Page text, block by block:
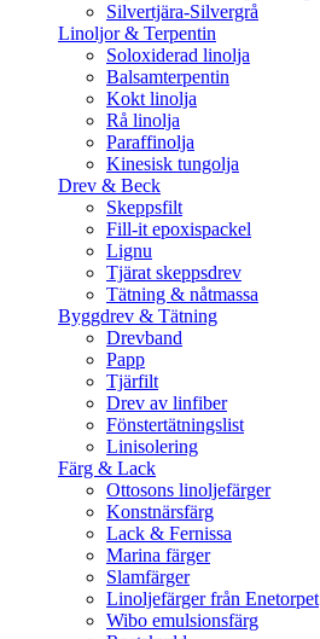
Silvertjära-Silvergrå
Linoljor & Terpentin
Soloxiderad linolja
Balsamterpentin
Kokt linolja
Rå linolja
Paraffinolja
Kinesisk tungolja
Drev & Beck
Skeppsfilt
Fill-it epoxispackel
Lignu
Tjärat skeppsdrev
Tätning & nåtmassa
Byggdrev & Tätning
Drevband
Papp
Tjärfilt
Drev av linfiber
Fönstertätningslist
Linisolering
Färg & Lack
Ottosons linoljefärger
Konstnärsfärg
Lack & Fernissa
Marina färger
Slamfärger
Linoljefärger från Enetorpet
Wibo emulsionsfärg